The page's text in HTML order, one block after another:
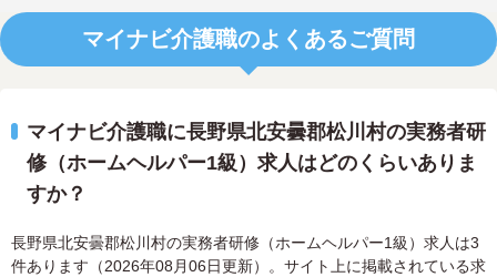
マイナビ介護職のよくあるご質問
マイナビ介護職に長野県北安曇郡松川村の実務者研
修（ホームヘルパー1級）求人はどのくらいありま
すか？
長野県北安曇郡松川村の実務者研修（ホームヘルパー1級）求人は3
件あります（2026年08月06日更新）。サイト上に掲載されている求